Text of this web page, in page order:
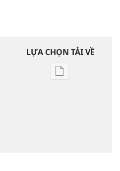
LỰA CHỌN TẢI VỀ
Tùy